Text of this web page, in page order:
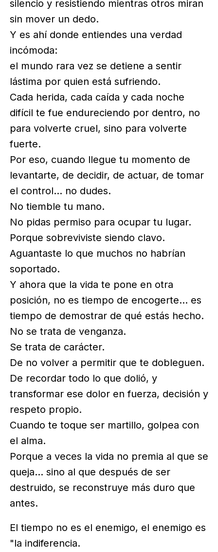
silencio y resistiendo mientras otros miran
sin mover un dedo.
Y es ahí donde entiendes una verdad
incómoda:
el mundo rara vez se detiene a sentir
lástima por quien está sufriendo.
Cada herida, cada caída y cada noche
difícil te fue endureciendo por dentro, no
para volverte cruel, sino para volverte
fuerte.
Por eso, cuando llegue tu momento de
levantarte, de decidir, de actuar, de tomar
el control… no dudes.
No tiemble tu mano.
No pidas permiso para ocupar tu lugar.
Porque sobreviviste siendo clavo.
Aguantaste lo que muchos no habrían
soportado.
Y ahora que la vida te pone en otra
posición, no es tiempo de encogerte… es
tiempo de demostrar de qué estás hecho.
No se trata de venganza.
Se trata de carácter.
De no volver a permitir que te dobleguen.
De recordar todo lo que dolió, y
transformar ese dolor en fuerza, decisión y
respeto propio.
Cuando te toque ser martillo, golpea con
el alma.
Porque a veces la vida no premia al que se
queja… sino al que después de ser
destruido, se reconstruye más duro que
antes.
El tiempo no es el enemigo, el enemigo es
"la indiferencia.